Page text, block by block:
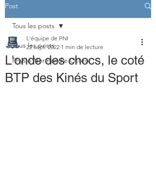
Post
Tous les posts
Physio Normandie Ostéo
Tous les posts
L'onde des chocs, le coté
BTP des Kinés du Sport
L'équipe de PNI
22 sept. 2022 1 min de lecture